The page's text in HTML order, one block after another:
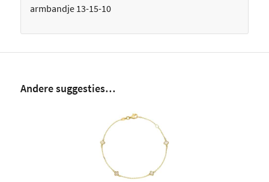
armbandje 13-15-10
Andere suggesties…